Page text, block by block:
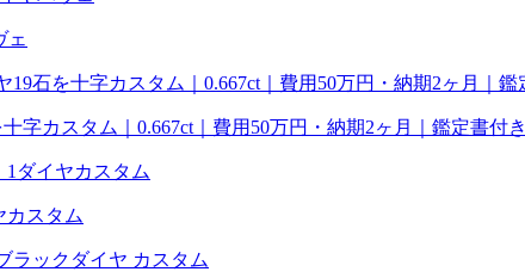
ェ
字カスタム｜0.667ct｜費用50万円・納期2ヶ月｜鑑定書付き
カスタム